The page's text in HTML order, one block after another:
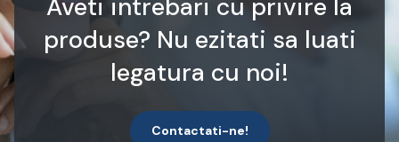
Aveti intrebari cu privire la
produse? Nu ezitati sa luati
legatura cu noi!
Contactati-ne!